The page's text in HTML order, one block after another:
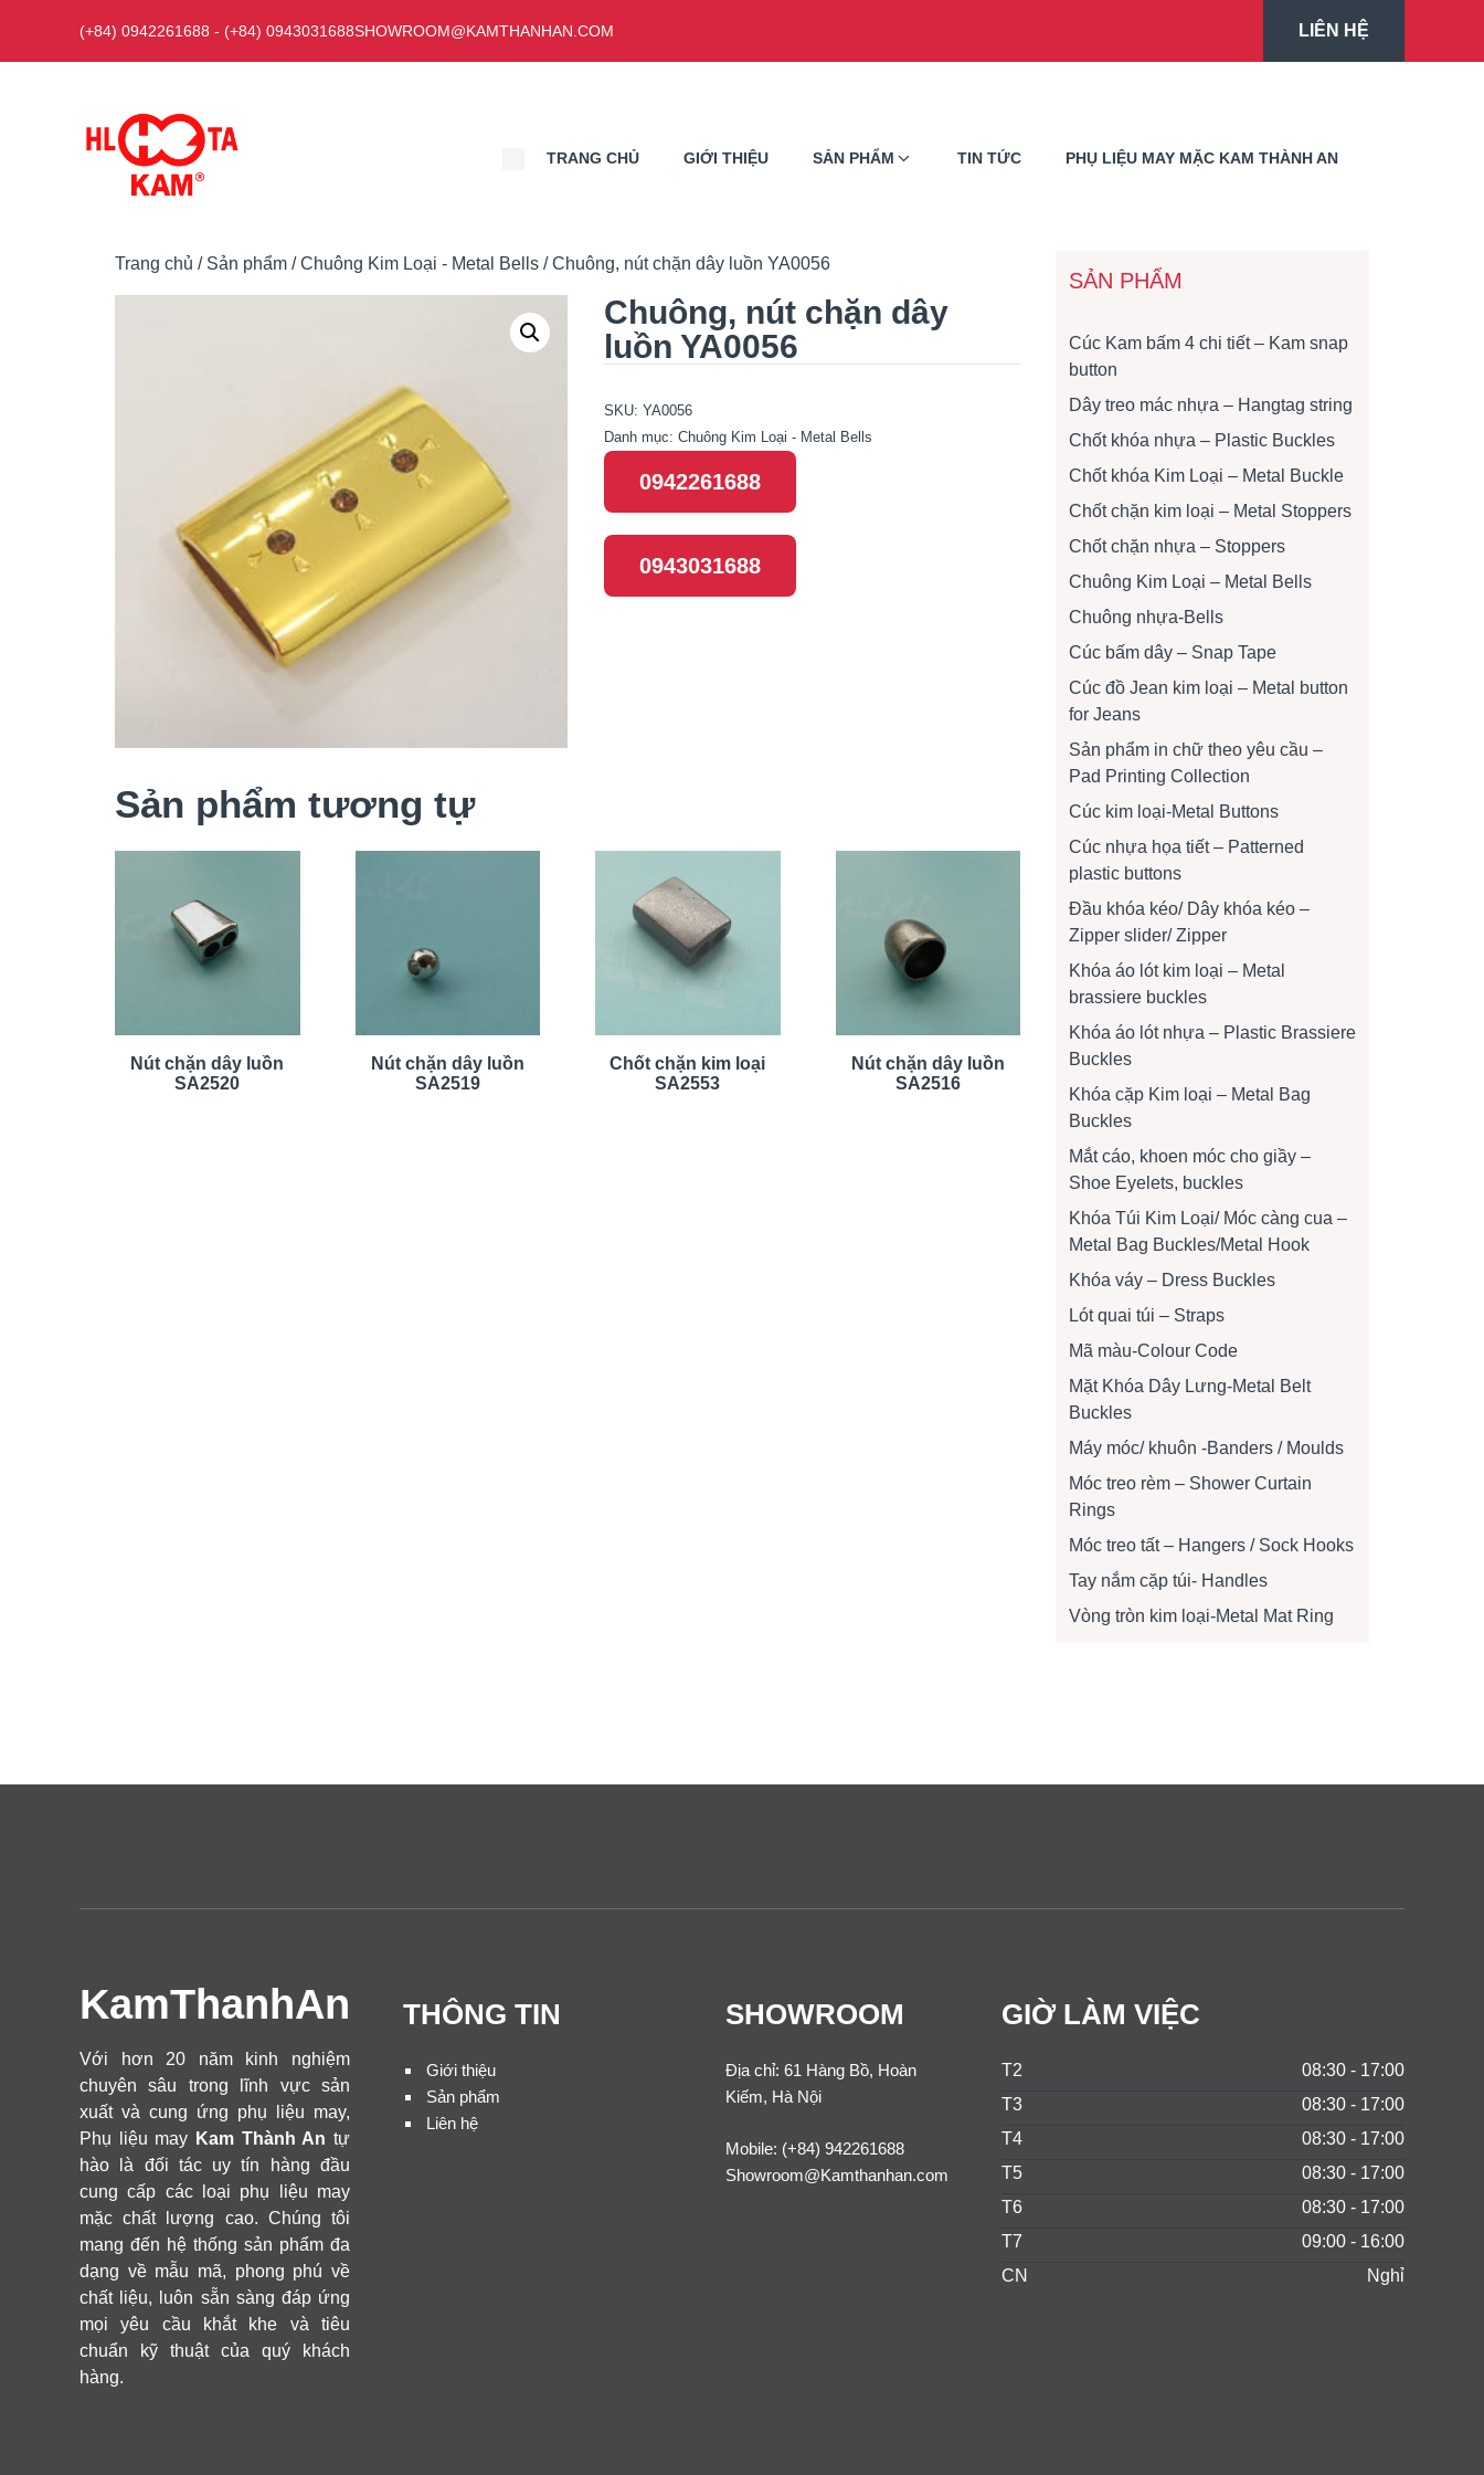
nội
(+84) 0942261688 - (+84) 0943031688SHOWROOM@KAMTHANHAN.COM LIÊN HỆ
TRANG CHỦ GIỚI THIỆU SẢN PHẨM TIN TỨC PHỤ LIỆU MAY MẶC KAM THÀNH AN
Trang chủ / Sản phẩm /Chuông Kim Loại - Metal Bells / Chuông, nút chặn dây luồn YA0056
Chuông, nút chặn dây
luồn YA0056
SKU: YA0056
Danh mục: Chuông Kim Loại - Metal Bells
0942261688
0943031688
Sản phẩm tương tự
Nút chặn dây luồn
SA2520
Nút chặn dây luồn
SA2519
Chốt chặn kim loại
SA2553
Nút chặn dây luồn
SA2516
SẢN PHẨM
Cúc Kam bấm 4 chi tiết – Kam snap
button
Dây treo mác nhựa – Hangtag string
Chốt khóa nhựa – Plastic Buckles
Chốt khóa Kim Loại – Metal Buckle
Chốt chặn kim loại – Metal Stoppers
Chốt chặn nhựa – Stoppers
Chuông Kim Loại – Metal Bells
Chuông nhựa-Bells
Cúc bấm dây – Snap Tape
Cúc đồ Jean kim loại – Metal button
for Jeans
Sản phẩm in chữ theo yêu cầu –
Pad Printing Collection
Cúc kim loại-Metal Buttons
Cúc nhựa họa tiết – Patterned
plastic buttons
Đầu khóa kéo/ Dây khóa kéo –
Zipper slider/ Zipper
Khóa áo lót kim loại – Metal
brassiere buckles
Khóa áo lót nhựa – Plastic Brassiere
Buckles
Khóa cặp Kim loại – Metal Bag
Buckles
Mắt cáo, khoen móc cho giầy –
Shoe Eyelets, buckles
Khóa Túi Kim Loại/ Móc càng cua –
Metal Bag Buckles/Metal Hook
Khóa váy – Dress Buckles
Lót quai túi – Straps
Mã màu-Colour Code
Mặt Khóa Dây Lưng-Metal Belt
Buckles
Máy móc/ khuôn -Banders / Moulds
Móc treo rèm – Shower Curtain
Rings
Móc treo tất – Hangers / Sock Hooks
Tay nắm cặp túi- Handles
Vòng tròn kim loại-Metal Mat Ring
KamThanhAn
Với hơn 20 năm kinh nghiệm
chuyên sâu trong lĩnh vực sản
xuất và cung ứng phụ liệu may,
Phụ liệu may Kam Thành An tự
hào là đối tác uy tín hàng đầu
cung cấp các loại phụ liệu may
mặc chất lượng cao. Chúng tôi
mang đến hệ thống sản phẩm đa
dạng về mẫu mã, phong phú về
chất liệu, luôn sẵn sàng đáp ứng
mọi yêu cầu khắt khe và tiêu
chuẩn kỹ thuật của quý khách
hàng.
THÔNG TIN
Giới thiệu
Sản phẩm
Liên hệ
SHOWROOM
Địa chỉ: 61 Hàng Bồ, Hoàn
Kiếm, Hà Nội
Mobile: (+84) 942261688
Showroom@Kamthanhan.com
GIỜ LÀM VIỆC
T2
08:30 - 17:00
T3
08:30 - 17:00
T4
08:30 - 17:00
T5
08:30 - 17:00
T6
08:30 - 17:00
T7
09:00 - 16:00
CN
Nghỉ